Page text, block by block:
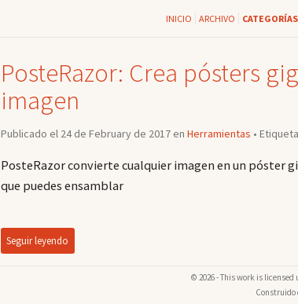
INICIO ARCHIVO CATEGORÍAS
PosteRazor: Crea pósters
imagen
Publicado el 24 de February de 2017 en Herramientas •
PosteRazor convierte cualquier imagen en un póster
que puedes ensamblar
Seguir leyendo
© 2026 - This work is licensed
Construido